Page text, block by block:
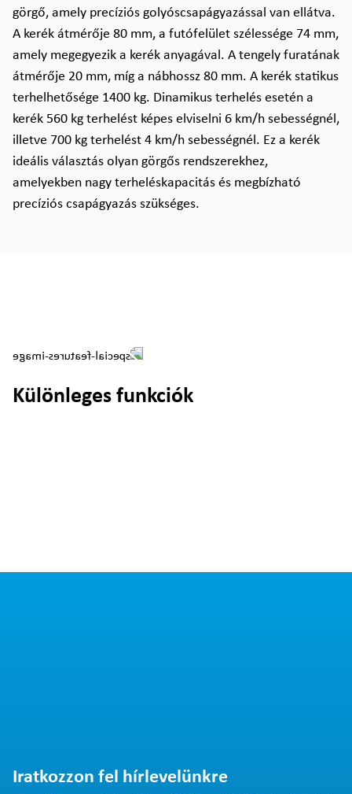
görgő, amely precíziós golyóscsapágyazással van ellátva.
A kerék átmérője 80 mm, a futófelület szélessége 74 mm,
amely megegyezik a kerék anyagával. A tengely furatának
átmérője 20 mm, míg a nábhossz 80 mm. A kerék statikus
terhelhetősége 1400 kg. Dinamikus terhelés esetén a
kerék 560 kg terhelést képes elviselni 6 km/h sebességnél,
illetve 700 kg terhelést 4 km/h sebességnél. Ez a kerék
ideális választás olyan görgős rendszerekhez,
amelyekben nagy terheléskapacitás és megbízható
precíziós csapágyazás szükséges.
Különleges funkciók
Iratkozzon fel hírlevelünkre